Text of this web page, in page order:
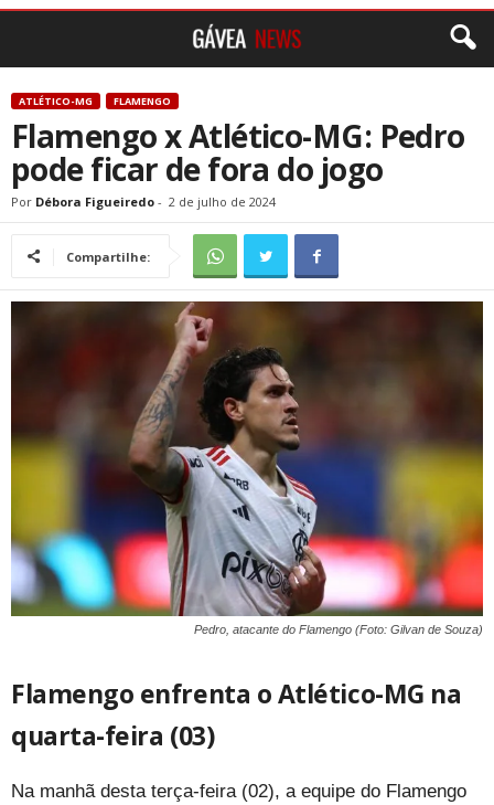
ATLÉTICO-MG FLAMENGO
Flamengo x Atlético-MG: Pedro
pode ficar de fora do jogo
Por Débora Figueiredo - 2 de julho de 2024
Compartilhe:
Pedro, atacante do Flamengo (Foto: Gilvan de Souza)
Flamengo enfrenta o Atlético-MG na
quarta-feira (03)
Na manhã desta terça-feira (02), a equipe do Flamengo